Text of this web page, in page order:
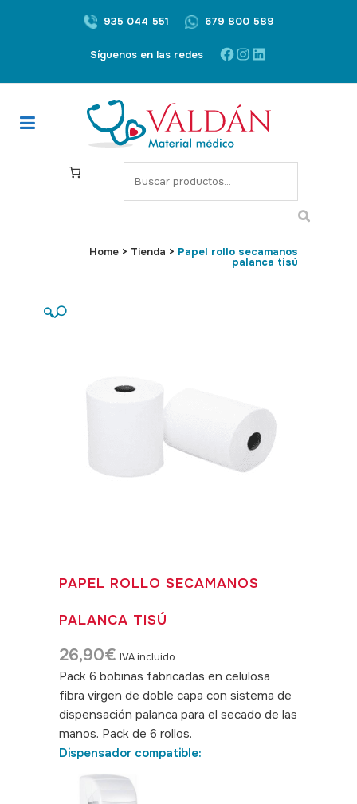
935 044 551 679 800 589
Síguenos en las redes Facebook
Instagram
LinkedIn
S
e
c
Home > Tienda > Papel rollo secamanos
palanca tisú
🔍
PAPEL ROLLO SECAMANOS
PALANCA TISÚ
26,90€ IVA incluido
Pack 6 bobinas fabricadas en celulosa
fibra virgen de doble capa con sistema de
dispensación palanca para el secado de las
manos. Pack de 6 rollos.
Dispensador compatible: